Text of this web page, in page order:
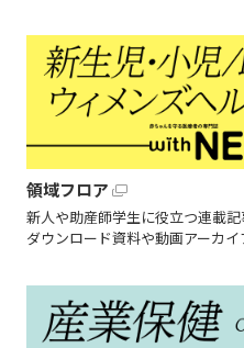
領域フロア
新人や助産師学生に役立つ連載
ダウンロード資料や動画アーカ